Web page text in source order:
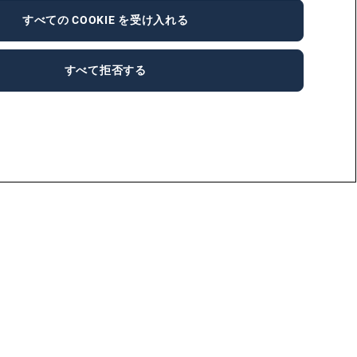
すべて拒否する
すべての COOKIE を受け入れる